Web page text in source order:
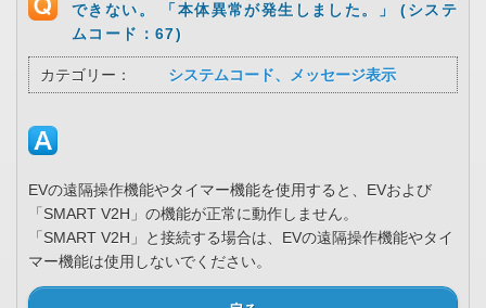
できない。 「本体異常が発生しました。」 (システ
ムコード：67)
カテゴリー： システムコード、メッセージ表示
EVの遠隔操作機能やタイマー機能を使用すると、EVおよび
「SMART V2H」の機能が正常に動作しません。
「SMART V2H」と接続する場合は、EVの遠隔操作機能やタイ
マー機能は使用しないでください。